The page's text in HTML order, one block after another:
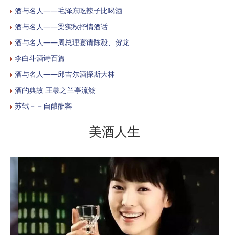
酒与名人——毛泽东吃辣子比喝酒
酒与名人——梁实秋抒情酒话
酒与名人——周总理宴请陈毅、贺龙
李白斗酒诗百篇
酒与名人——邱吉尔酒探斯大林
酒的典故 王羲之兰亭流觞
苏轼－－自酿酬客
美酒人生